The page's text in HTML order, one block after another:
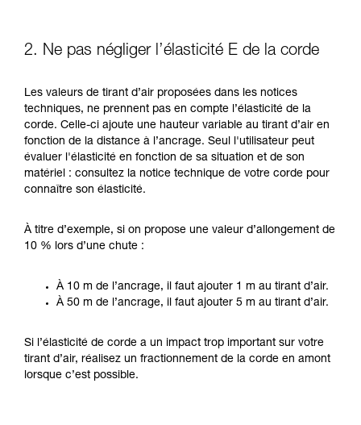
2. Ne pas négliger l’élasticité E de la corde
Les valeurs de tirant d’air proposées dans les notices
techniques, ne prennent pas en compte l’élasticité de la
corde. Celle-ci ajoute une hauteur variable au tirant d’air en
fonction de la distance à l’ancrage. Seul l'utilisateur peut
évaluer l'élasticité en fonction de sa situation et de son
matériel : consultez la notice technique de votre corde pour
connaître son élasticité.
À titre d’exemple, si on propose une valeur d’allongement de
10 % lors d’une chute :
À 10 m de l’ancrage, il faut ajouter 1 m au tirant d’air.
À 50 m de l’ancrage, il faut ajouter 5 m au tirant d’air.
Si l’élasticité de corde a un impact trop important sur votre
tirant d’air, réalisez un fractionnement de la corde en amont
lorsque c’est possible.